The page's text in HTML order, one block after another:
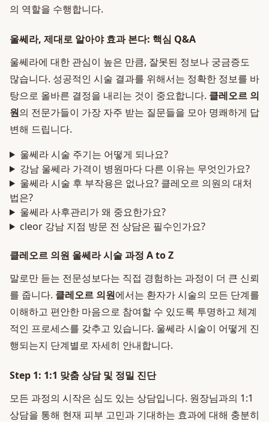
의 역할을 수행합니다.
울쎄라, 제대로 알아야 효과 본다: 핵심 Q&A
울쎄라에 대한 관심이 높은 만큼, 잘못된 정보나 궁금증도
많습니다. 성공적인 시술 결과를 위해서는 정확한 정보를 바
탕으로 올바른 결정을 내리는 것이 중요합니다. 클레오르 의
원의 전문가들이 가장 자주 받는 질문들을 모아 명쾌하게 답
변해 드립니다.
울쎄라 시술 주기는 어떻게 되나요?
강남 울쎄라 가격이 병원마다 다른 이유는 무엇인가요?
울쎄라 시술 후 부작용은 없나요? 클레오르 의원의 대처
법은?
울쎄라 사후관리가 왜 중요한가요?
cleor 강남 지점 방문 전 상담은 필수인가요?
클레오르 의원 울쎄라 시술 과정 A to Z
말로만 듣는 전문성보다는 직접 경험하는 과정이 더 큰 신뢰
를 줍니다. 클레오르 의원에서는 환자가 시술의 모든 단계를
이해하고 편안한 마음으로 참여할 수 있도록 투명하고 체계
적인 프로세스를 갖추고 있습니다. 울쎄라 시술이 어떻게 진
행되는지 단계별로 자세히 안내합니다.
Step 1: 1:1 맞춤 상담 및 정밀 진단
모든 과정의 시작은 심도 있는 상담입니다. 원장님과의 1:1
상담을 통해 현재 피부 고민과 기대하는 효과에 대해 충분히